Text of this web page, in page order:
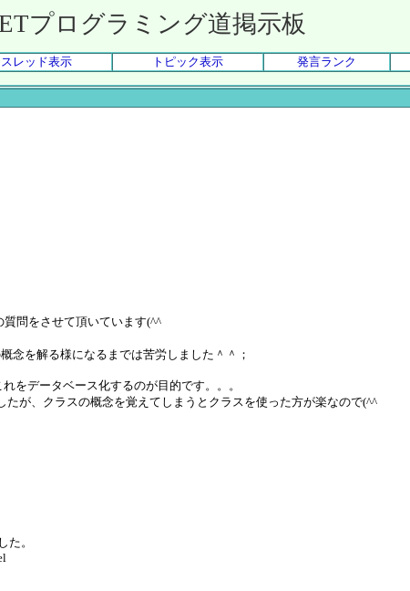
プログラミング道掲示板
スレッド表示 トピック表示 発言ランク
問をさせて頂いています(^^ゞ
念を解る様になるまでは苦労しました＾＾；
をデータベース化するのが目的です。。。
が、クラスの概念を覚えてしまうとクラスを使った方が楽なので(^^ゞ
。